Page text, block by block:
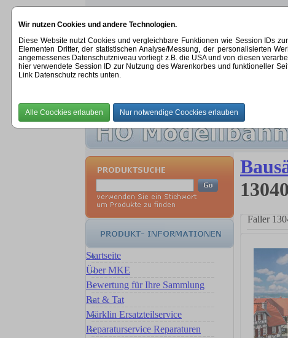
Wir nutzen Cookies und andere Technologien.
Diese Website nutzt Cookies und vergleichbare Funktionen wie Session IDs
Elementen Dritter, der statistischen Analyse/Messung, der personalisierten
angemessenes Datenschutzniveau vorliegt z.B. die USA und von diesen
hier verwendete Session ID zur Nutzung des Warenkorbes und funktioneller
Link Datenschutz rechts unten.
STARTSEITE|ÜBER UNS|NEUHEITEN
Startseite
Über MKE
Bewertung für Ihre Sammlung
Rat & Tat
Märklin Ersatzteilservice
Reparaturservice Reparaturen
Faller